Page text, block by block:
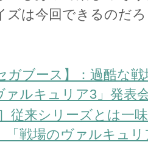
ズは今回できるのだ
ガブース】：過酷な
ルキュリア3」発表
］従来シリーズとは一
「戦場のヴァルキュ